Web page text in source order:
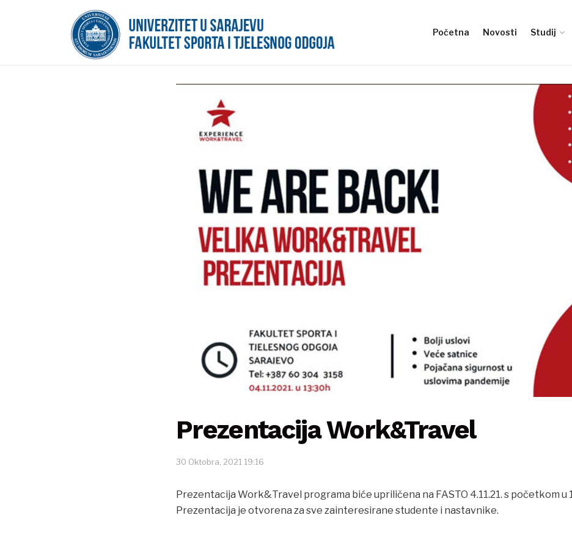
Početna Novosti Studij
Prezentacija Work&Travel
30 Oktobra, 2021 19:16
Prezentacija Work&Travel programa biće upriličena na FASTO 4.11.21. s početkom u
Prezentacija je otvorena za sve zainteresirane studente i nastavnike.